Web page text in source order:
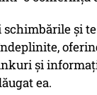
schimbările și
și
ea.